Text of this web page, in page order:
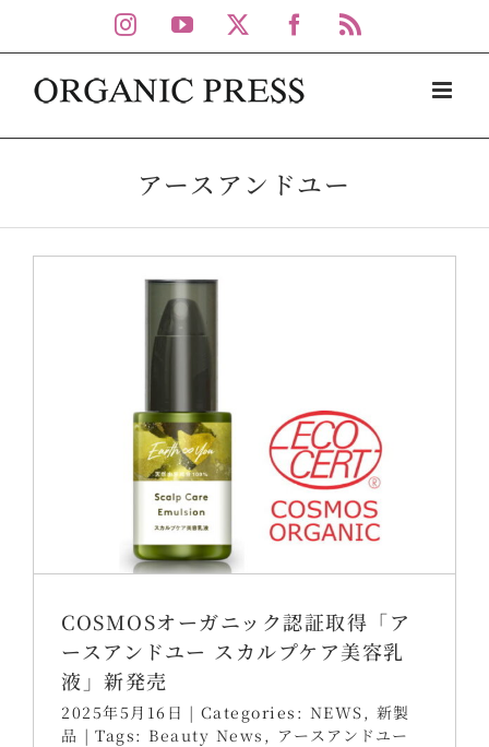
to
content
Instagram
YouTube Facebook
アースアンドユー
COSMOSオーガニック認証取得「ア
ースアンドユー スカルプケア美容乳
液」新発売
2025年5月16日 | Categories: NEWS , 新製
品 | Tags: Beauty News , アースアンドユー